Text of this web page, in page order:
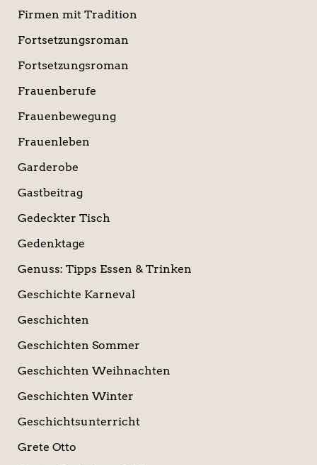
Firmen mit Tradition
Fortsetzungsroman
Fortsetzungsroman
Frauenberufe
Frauenbewegung
Frauenleben
Garderobe
Gastbeitrag
Gedeckter Tisch
Gedenktage
Genuss: Tipps Essen & Trinken
Geschichte Karneval
Geschichten
Geschichten Sommer
Geschichten Weihnachten
Geschichten Winter
Geschichtsunterricht
Grete Otto